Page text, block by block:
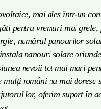
mai ales într-un
pentru vremuri mai grele,
numărul panourilor
panouri solare
nevoii tot mai mari
români nu mai doresc
lor, oferim suport în